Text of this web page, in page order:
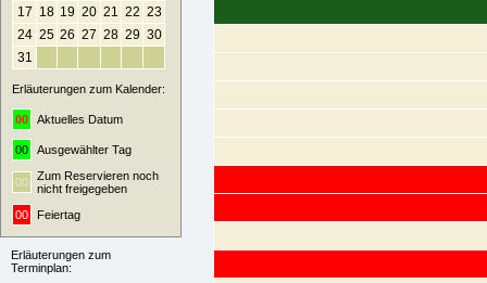
17 18 19 20 21 22 23
24 25 26 27 28 29 30
31
Erläuterungen zum Kalender:
00 Aktuelles Datum
00 Ausgewählter Tag
00
Zum Reservieren noch
nicht freigegeben
00
Feiertag
Erläuterungen zum
Terminplan: